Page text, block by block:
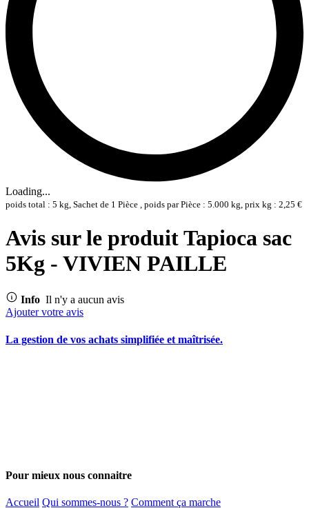
Loading...
poids total : 5 kg, Sachet de 1 Pièce , poids par Pièce : 5.000 kg, prix kg : 2,25 €
Avis sur le produit Tapioca sac
5Kg - VIVIEN PAILLE
Info Il n'y a aucun avis
Ajouter votre avis
La gestion de vos achats simplifiée et maîtrisée.
Pour mieux nous connaitre
Accueil Qui sommes-nous ? Comment ça marche